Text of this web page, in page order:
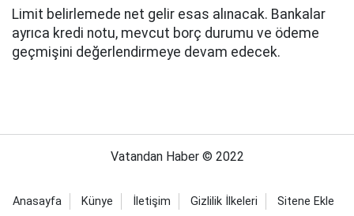
Limit belirlemede net gelir esas alınacak. Bankalar
ayrıca kredi notu, mevcut borç durumu ve ödeme
geçmişini değerlendirmeye devam edecek.
Vatandan Haber © 2022
Anasayfa Künye İletişim Gizlilik İlkeleri Sitene Ekle